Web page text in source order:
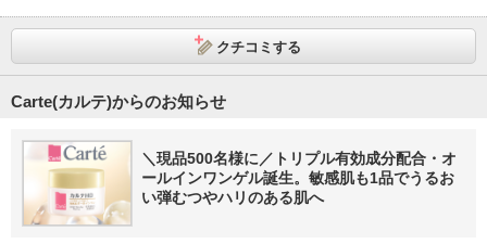
クチコミする
Carte(カルテ)からのお知らせ
＼現品500名様に／トリプル有効成分配合・オ
ールインワンゲル誕生。敏感肌も1品でうるお
い弾むつやハリのある肌へ